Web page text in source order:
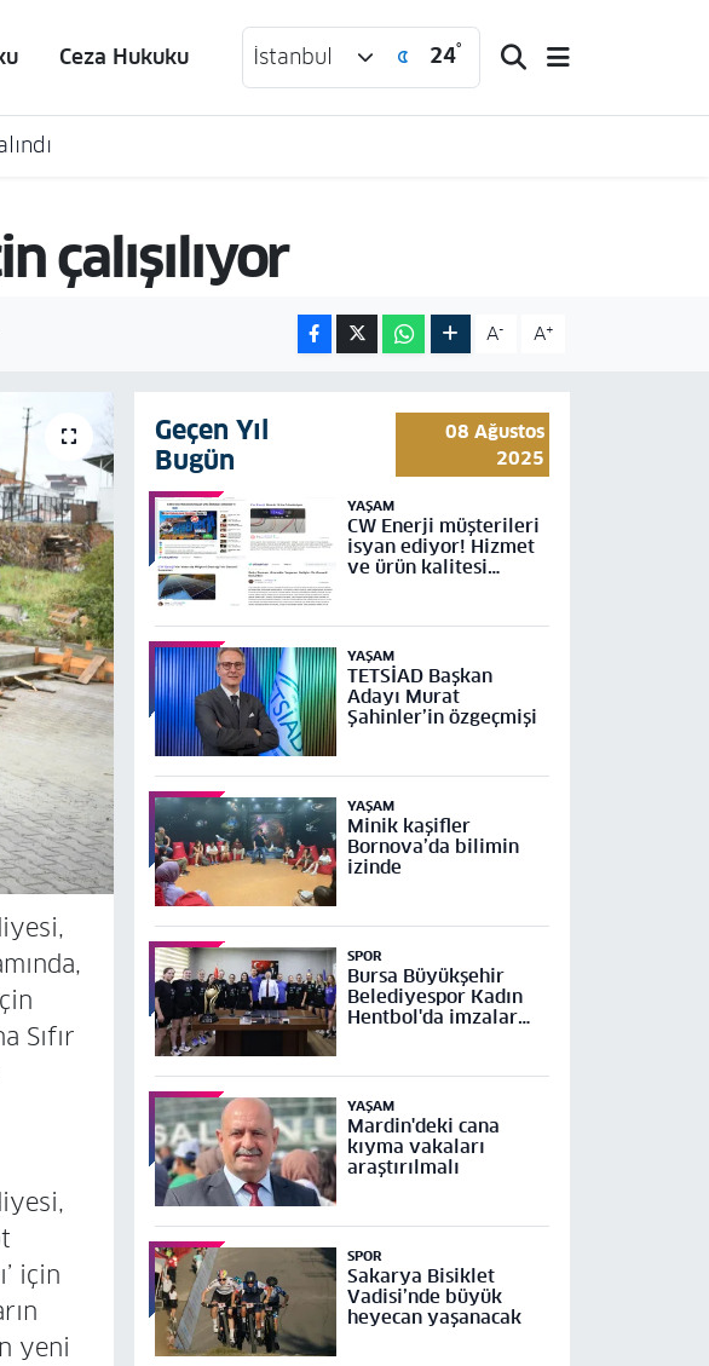
Ceza Hukuku İstanbul 24°
çalışılıyor
A- A+
Sıfır
için
yeni
Geçen Yıl
Bugün
08 Ağustos
2025
YAŞAM
CW Enerji müşterileri
isyan ediyor! Hizmet
ve ürün kalitesi
YAŞAM
TETSİAD Başkan
Adayı Murat
Şahinler’in özgeçmişi
YAŞAM
Minik kaşifler
Bornova’da bilimin
izinde
SPOR
Bursa Büyükşehir
Belediyespor Kadın
Hentbol'da imzalar
YAŞAM
Mardin'deki cana
kıyma vakaları
araştırılmalı
SPOR
Sakarya Bisiklet
Vadisi’nde büyük
heyecan yaşanacak